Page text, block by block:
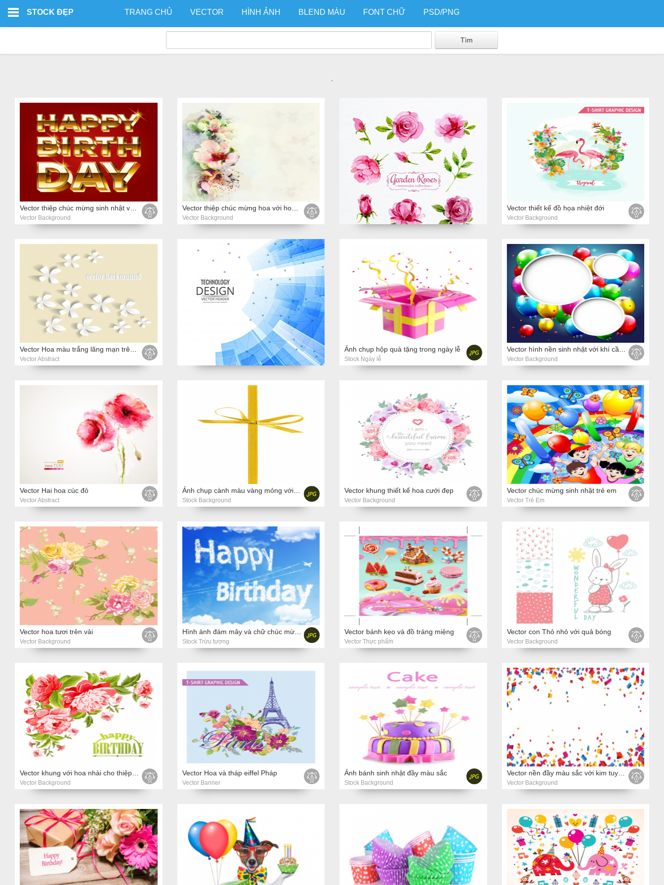
STOCK ĐẸP TRANG CHỦ VECTOR HÌNH ẢNH BLEND MÀU FONT CHỮ PSD/PNG
Vector Background
Vector thiệp chúc mừng hoa với hoa xuân sáng trên nền mờ trong màu pastel
Vector Background
Vector thiết kế đồ họa nhiệt đới
Vector Background
Vector Abstract
Ảnh chụp hộp quà tặng trong ngày lễ
Stock Ngày lễ Vector Background
Vector Hai hoa cúc đỏ
Vector Abstract
Ảnh chụp cành màu vàng mỏng với ruy băng dọc, cách ly trên nền trắng
Stock Background
Vector khung thiết kế hoa cưới đẹp
Vector Background
Vector chúc mừng sinh nhật trẻ em
Vector Trẻ Em
Vector hoa tươi trên vải
Vector Background
Hình ảnh đám mây và chữ chúc mừng Sinh nhật trên bầu trời.
Stock Trừu tượng
Vector bánh kẹo và đồ tráng miệng
Vector Thực phẩm
Vector con Thỏ nhỏ với quả bóng
Vector Background
Vector Background
Vector Hoa và tháp eiffel Pháp
Vector Banner
Ảnh bánh sinh nhật đầy màu sắc
Stock Background
Vector nền đầy màu sắc với kim tuyến cho lễ kỷ niệm
Vector Background